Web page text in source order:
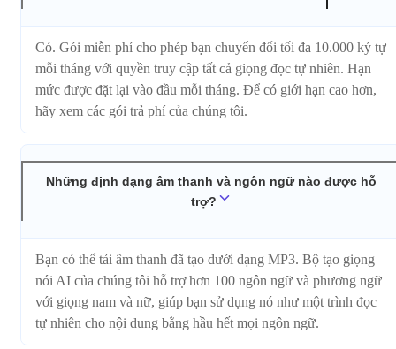
Có. Gói miễn phí cho phép bạn chuyển đổi tối đa 10.000 ký tự
mỗi tháng với quyền truy cập tất cả giọng đọc tự nhiên. Hạn
mức được đặt lại vào đầu mỗi tháng. Để có giới hạn cao hơn,
hãy xem các gói trả phí của chúng tôi.
Những định dạng âm thanh và ngôn ngữ nào được hỗ
trợ?
Bạn có thể tải âm thanh đã tạo dưới dạng MP3. Bộ tạo giọng
nói AI của chúng tôi hỗ trợ hơn 100 ngôn ngữ và phương ngữ
với giọng nam và nữ, giúp bạn sử dụng nó như một trình đọc
tự nhiên cho nội dung bằng hầu hết mọi ngôn ngữ.